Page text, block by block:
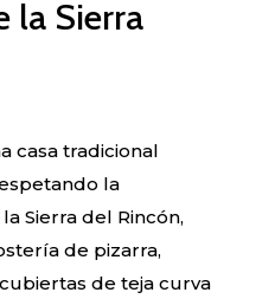
la Sierra
casa tradicional
la
Sierra del Rincón,
de pizarra,
de teja curva